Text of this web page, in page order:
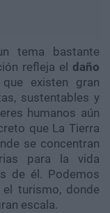
tema bastante
refleja el daño
existen gran
sustentables y
humanos aún
que La Tierra
se concentran
para la vida
de él. Podemos
turismo, donde
escala.